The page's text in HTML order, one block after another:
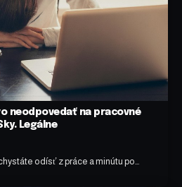
neodpovedať na pracovné
Legálne
odísť z práce a minútu po…